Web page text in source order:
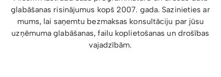
glabāšanas risinājumus kopš 2007. gada. Sazinieties ar
mums, lai saņemtu bezmaksas konsultāciju par jūsu
uzņēmuma glabāšanas, failu koplietošanas un drošības
vajadzībām.